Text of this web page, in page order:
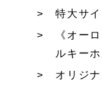
特大サ
《オー
ルキー
オリジ